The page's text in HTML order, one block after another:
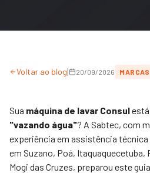
Voltar ao blog| 20/09/2026
Sua máquina de lavar Consul
"vazando água"? A Sabtec, com
experiência em assistência técnica
em Suzano, Poá, Itaquaquecetuba,
Mogi das Cruzes, preparou este